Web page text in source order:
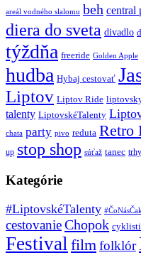
areál vodného slalomu beh central
diera do sveta divadlo
týždňa freeride Golden Apple
hudba Hybaj cestovať
Liptov Liptov Ride
talenty LiptovskéTalenty
chata party pivo reduta Retro
up stop shop súťaž tanec trhy
Kategórie
#LiptovskéTalenty
cestovanieChopok
Festival filmfolklór